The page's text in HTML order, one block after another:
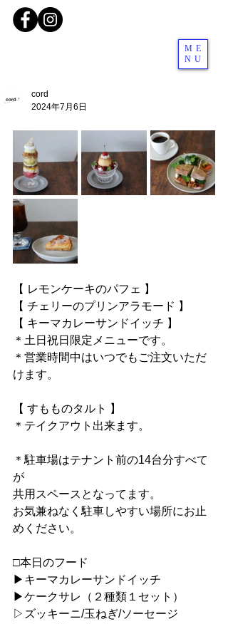
ME
NU
cord
2024年7月6日
【 レモンケーキのパフェ 】
【 チェリーのプリンアラモード 】
【 キーマカレーサンドイッチ 】
＊土日祝日限定メニューです。
＊営業時間中はいつでもご注文いただ
けます。
【 すもものタルト 】
＊テイクアウト出来ます。
＊駐車場はテナント前の14台分すべて
が
共用スペースとなってます。
お気兼ねなく駐車しやすい場所にお止
めください。
□本日のフード
▶︎キーマカレーサンドイッチ
▶︎ケークサレ（２種類１セット）
▷ズッキーニ/玉ねぎ/ソーセージ